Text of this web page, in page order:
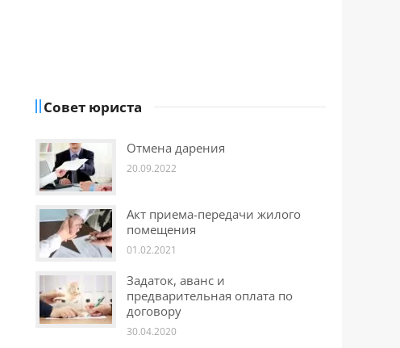
Совет юриста
Отмена дарения
20.09.2022
Акт приема-передачи жилого
помещения
01.02.2021
Задаток, аванс и
предварительная оплата по
договору
30.04.2020